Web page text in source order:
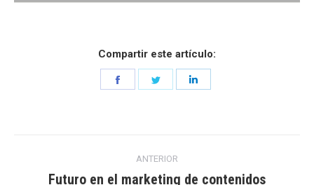
Compartir este artículo:
Share
ANTERIOR
Entrada
Futuro en el marketing de contenidos